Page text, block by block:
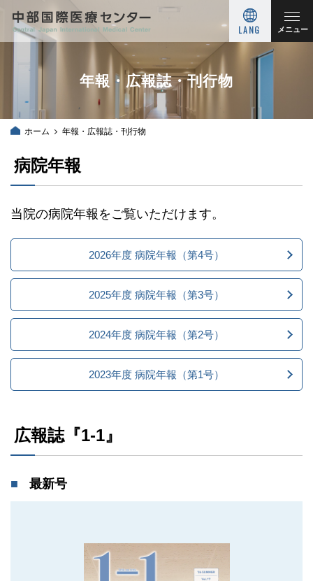
LANG メニュー
年報・広報誌・刊行物
ホーム 年報・広報誌・刊行物
病院年報
当院の病院年報をご覧いただけます。
2026年度 病院年報（第4号）
2025年度 病院年報（第3号）
2024年度 病院年報（第2号）
2023年度 病院年報（第1号）
広報誌『1-1』
最新号